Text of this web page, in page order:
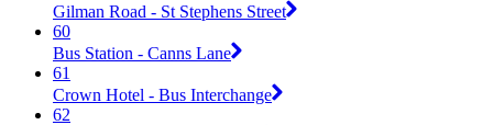
Gilman Road - St Stephens Street
60
Bus Station - Canns Lane
61
Crown Hotel - Bus Interchange
62